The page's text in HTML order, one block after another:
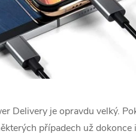
Delivery je opravdu velký.
případech už